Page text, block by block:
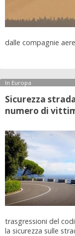
dalle compagnie
In Europa
Sicurezza
numero di
trasgressioni del
la sicurezza sulle